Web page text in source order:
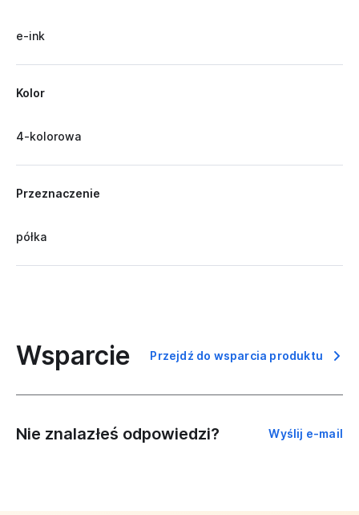
e-ink
Kolor
4-kolorowa
Przeznaczenie
półka
Wsparcie Przejdź do wsparcia produktu
Nie znalazłeś odpowiedzi? Wyślij e-mail